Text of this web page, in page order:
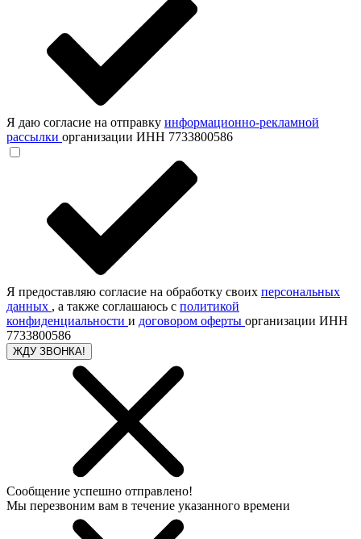
Я даю согласие на отправку информационно-рекламной
рассылки организации ИНН 7733800586
Я предоставляю согласие на обработку своих персональных
данных , а также соглашаюсь с политикой
конфиденциальности и договором оферты организации ИНН
7733800586
ЖДУ ЗВОНКА!
Сообщение успешно отправлено!
Мы перезвоним вам в течение указанного времени